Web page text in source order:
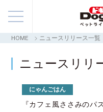
知る・楽しむ
HOME ニュースリリース一覧
ニュースリリ
にゃんごはん
『カフェ風ささみのパ